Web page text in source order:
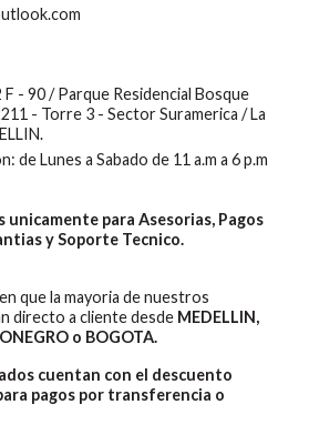
F - 90 / Parque Residencial Bosque
- Torre 3 - Sector Suramerica / La
de Lunes a Sabado de 11 a.m a 6 p.m
unicamente para Asesorias, Pagos
y Soporte Tecnico.
que la mayoria de nuestros
directo a cliente desde MEDELLIN,
o BOGOTA.
cuentan con el descuento
pagos por transferencia o